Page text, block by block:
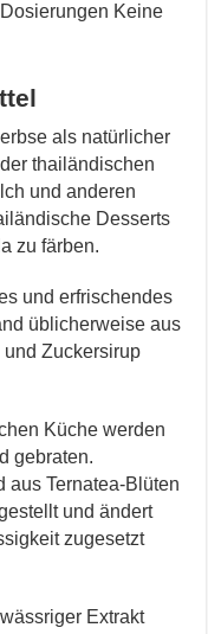
Keine
als natürlicher
thailändischen
und anderen
Desserts
zu färben.
und erfrischendes
üblicherweise aus
Zuckersirup
Küche werden
gebraten.
aus Ternatea-Blüten
und ändert
zugesetzt
Extrakt